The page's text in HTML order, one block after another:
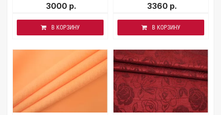
3000 р.
В КОРЗИНУ
3360 р.
В КОРЗИНУ